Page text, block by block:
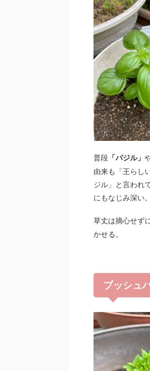
普段 「バジル」
由来も「王らし
ジル」と言われ
にもなじみ深い。
草丈は摘心せず
かせる。
ブッシュ